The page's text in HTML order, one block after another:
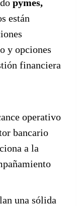
pymes,
están
y opciones
financiera
operativo
bancario
a la
una sólida